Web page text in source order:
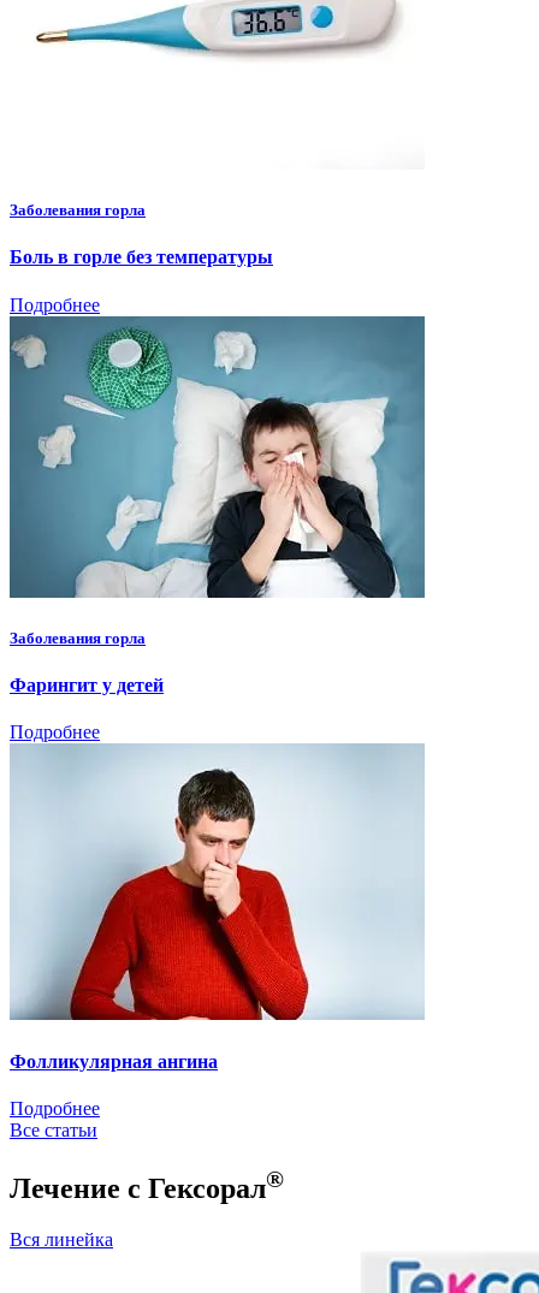
Заболевания горла
Боль в горле без температуры
Подробнее
Заболевания горла
Фарингит у детей
Подробнее
Фолликулярная ангина
Подробнее
Все статьи
Лечение с Гексорал®
Вся линейка